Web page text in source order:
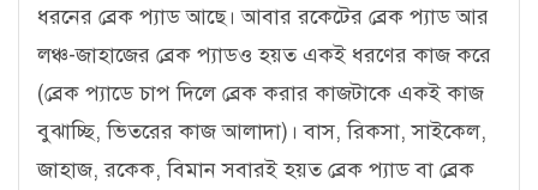
ধরনের ব্রেক প্যাড আছে। আবার রকেটের ব্রেক প্যাড আর
লঞ্চ-জাহাজের ব্রেক প্যাডও হয়ত একই ধরণের কাজ করে
(ব্রেক প্যাডে চাপ দিলে ব্রেক করার কাজটাকে একই কাজ
বুঝাচ্ছি, ভিতরের কাজ আলাদা)। বাস, রিকসা, সাইকেল,
জাহাজ, রকেক, বিমান সবারই হয়ত ব্রেক প্যাড বা ব্রেক